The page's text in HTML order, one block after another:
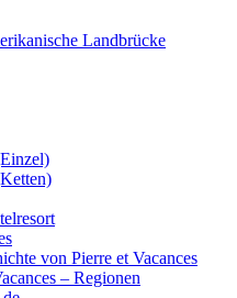
Landbrücke
von Pierre et Vacances
– Regionen